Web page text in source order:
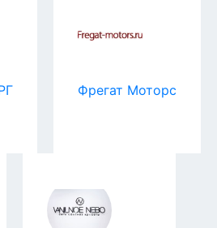
Фрегат Моторс